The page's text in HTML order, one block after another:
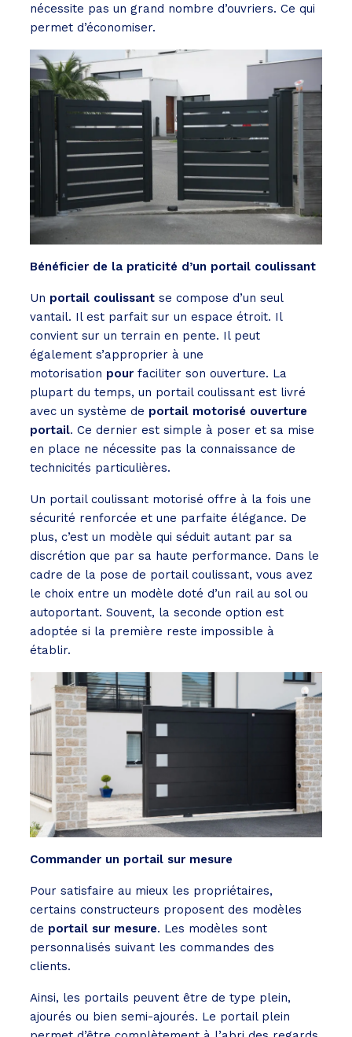
nécessite pas un grand nombre d’ouvriers. Ce qui
permet d’économiser.
Bénéficier de la praticité d’un portail coulissant
Un portail coulissant se compose d’un seul
vantail. Il est parfait sur un espace étroit. Il
convient sur un terrain en pente. Il peut
également s’approprier à une
motorisation pour faciliter son ouverture. La
plupart du temps, un portail coulissant est livré
avec un système de portail motorisé ouverture
portail. Ce dernier est simple à poser et sa mise
en place ne nécessite pas la connaissance de
technicités particulières.
Un portail coulissant motorisé offre à la fois une
sécurité renforcée et une parfaite élégance. De
plus, c’est un modèle qui séduit autant par sa
discrétion que par sa haute performance. Dans le
cadre de la pose de portail coulissant, vous avez
le choix entre un modèle doté d’un rail au sol ou
autoportant. Souvent, la seconde option est
adoptée si la première reste impossible à
établir.
Commander un portail sur mesure
Pour satisfaire au mieux les propriétaires,
certains constructeurs proposent des modèles
de portail sur mesure. Les modèles sont
personnalisés suivant les commandes des
clients.
Ainsi, les portails peuvent être de type plein,
ajourés ou bien semi-ajourés. Le portail plein